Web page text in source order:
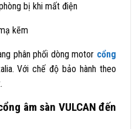
bị khi mất điện
kẽm
phân phối dòng motor cổng
Với chế độ bảo hành theo
âm sàn VULCAN đến